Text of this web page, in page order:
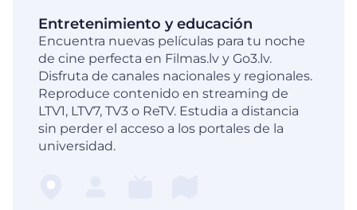
Entretenimiento y educación
Encuentra nuevas películas para tu noche
de cine perfecta en Filmas.lv y Go3.lv.
Disfruta de canales nacionales y regionales.
Reproduce contenido en streaming de
LTV1, LTV7, TV3 o ReTV. Estudia a distancia
sin perder el acceso a los portales de la
universidad.